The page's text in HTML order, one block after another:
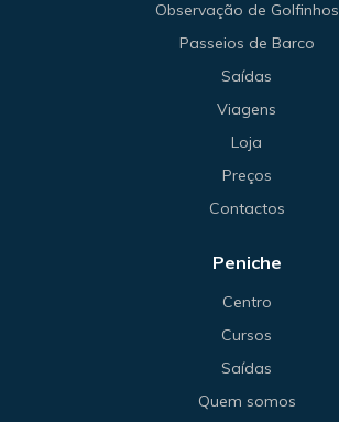
Observação de Golfinhos
Passeios de Barco
Saídas
Viagens
Loja
Preços
Contactos
Peniche
Centro
Cursos
Saídas
Quem somos